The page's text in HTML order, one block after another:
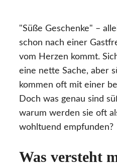
"Süße Geschenke" –
schon nach einer
vom Herzen kommt.
eine nette Sache, aber
kommen oft mit einer
Doch was genau sind
warum werden sie oft
wohltuend empfunden?
Was versteht